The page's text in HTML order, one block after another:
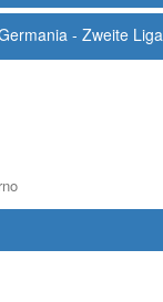
- Zweite Liga